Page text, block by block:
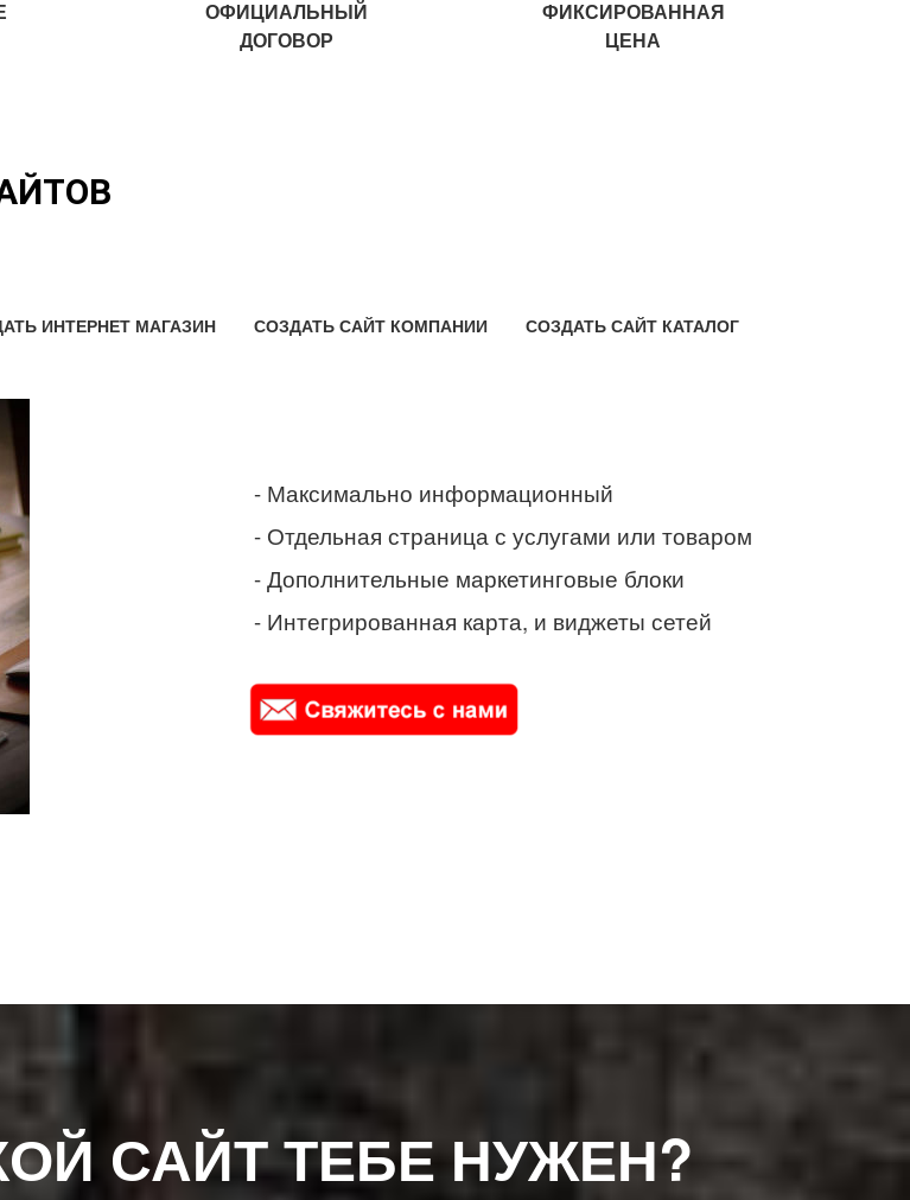
ОФИЦИАЛЬНЫЙ
ДОГОВОР
ФИКСИРОВАННАЯ
ЦЕНА
ИНТЕРНЕТ МАГАЗИН СОЗДАТЬ САЙТ КОМПАНИИ СОЗДАТЬ САЙТ КАТАЛОГ
- Максимально информационный
- Отдельная страница с услугами или товаром
- Дополнительные маркетинговые блоки
- Интегрированная карта, и виджеты сетей
САЙТ ТЕБЕ НУЖЕН?